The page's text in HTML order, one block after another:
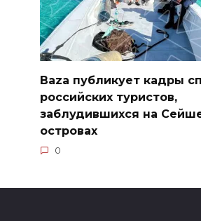
Baza публикует кадры
российских туристов,
заблудившихся на
островах
0